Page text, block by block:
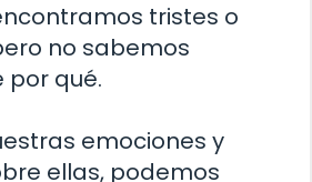
tristes o
no sabemos
qué.
emociones y
ellas, podemos